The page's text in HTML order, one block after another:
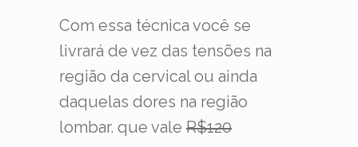
Com essa técnica você se
livrará de vez das tensões na
região da cervical ou ainda
daquelas dores na região
lombar. que vale R$120